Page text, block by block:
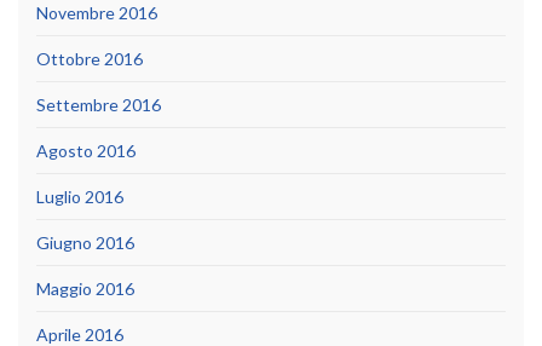
Novembre 2016
Ottobre 2016
Settembre 2016
Agosto 2016
Luglio 2016
Giugno 2016
Maggio 2016
Aprile 2016